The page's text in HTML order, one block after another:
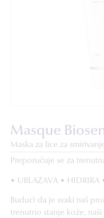
Masque
Maska za lice za
Preporučuje se za
• UBLAŽAVA • HIDRIRA •
Budući da je svaki naš
trenutno stanje kože,